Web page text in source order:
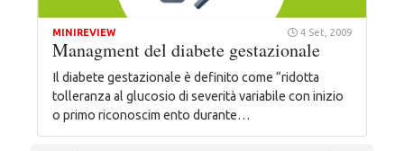
MINIREVIEW 4 Set, 2009
Managment del diabete gestazionale
Il diabete gestazionale è definito come “ridotta
tolleranza al glucosio di severità variabile con inizio
o primo riconoscim ento durante…